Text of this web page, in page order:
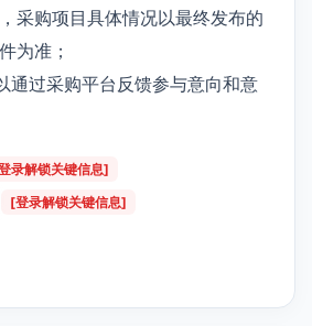
采购项目具体情况以最终发布的
为准；
采购平台反馈参与意向和意
录解锁关键信息]
[登录解锁关键信息]